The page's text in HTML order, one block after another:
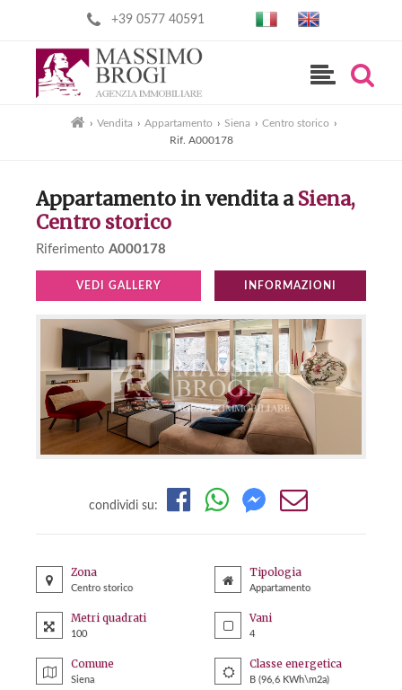
+39 0577 40591
› Vendita › Appartamento › Siena › Centro storico ›
Rif. A000178
Appartamento in vendita aSiena,
Centro storico
Riferimento A000178
VEDI GALLERY INFORMAZIONI
condividi su:
Zona
Centro storico
Tipologia
Appartamento
Metri quadrati
100
Vani
4
Comune
Siena
Classe energetica
B (96,6 KWh\m2a)